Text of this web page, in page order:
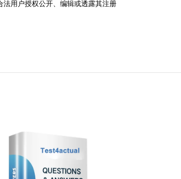
法用户授权公开、编辑或透露其注册